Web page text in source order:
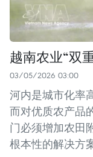
越南农业“双
03/05/2026 03:00
河内是城市化率
而对优质农产品
门必须增加农田
根本性的解决方案